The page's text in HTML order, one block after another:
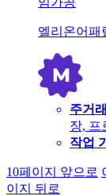
엘리온어패
주거
장, 프
작업
10페이지 앞으로
이지 뒤로